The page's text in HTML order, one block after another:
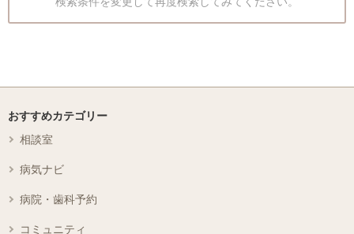
おすすめカテゴリー
相談室
病気ナビ
病院・歯科予約
コミュニティ